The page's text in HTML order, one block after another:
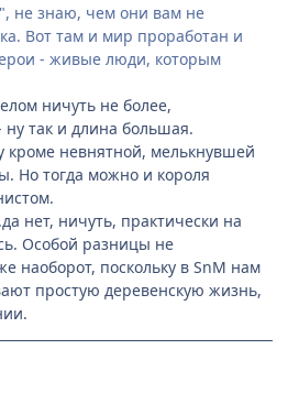
не знаю, чем они вам не
Вот там и мир проработан и
- живые люди, которым
ничуть не более,
так и длина большая.
кроме невнятной, мелькнувшей
Но тогда можно и короля
нет, ничуть, практически на
Особой разницы не
наоборот, поскольку в SnM нам
простую деревенскую жизнь,